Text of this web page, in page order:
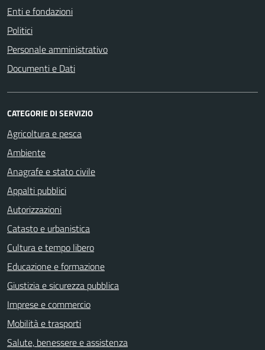
Enti e fondazioni
Politici
Personale amministrativo
Documenti e Dati
CATEGORIE DI SERVIZIO
Agricoltura e pesca
Ambiente
Anagrafe e stato civile
Appalti pubblici
Autorizzazioni
Catasto e urbanistica
Cultura e tempo libero
Educazione e formazione
Giustizia e sicurezza pubblica
Imprese e commercio
Mobilità e trasporti
Salute, benessere e assistenza